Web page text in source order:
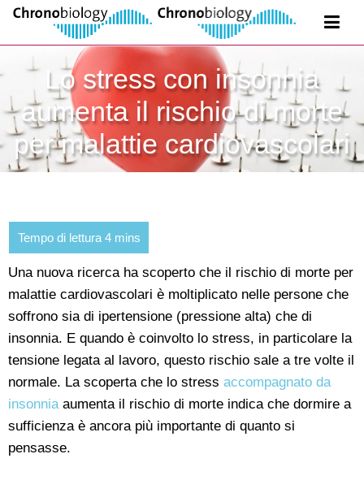
Lo stress con insonnia
aumenta il rischio di morte
per malattie cardiovascolari
Una nuova ricerca ha scoperto che il rischio di morte per
malattie cardiovascolari è moltiplicato nelle persone che
soffrono sia di ipertensione (pressione alta) che di
insonnia. E quando è coinvolto lo stress, in particolare la
tensione legata al lavoro, questo rischio sale a tre volte il
normale. La scoperta che lo stress accompagnato da
insonniaaumenta il rischio di morte indica che dormire a
sufficienza è ancora più importante di quanto si
pensasse.